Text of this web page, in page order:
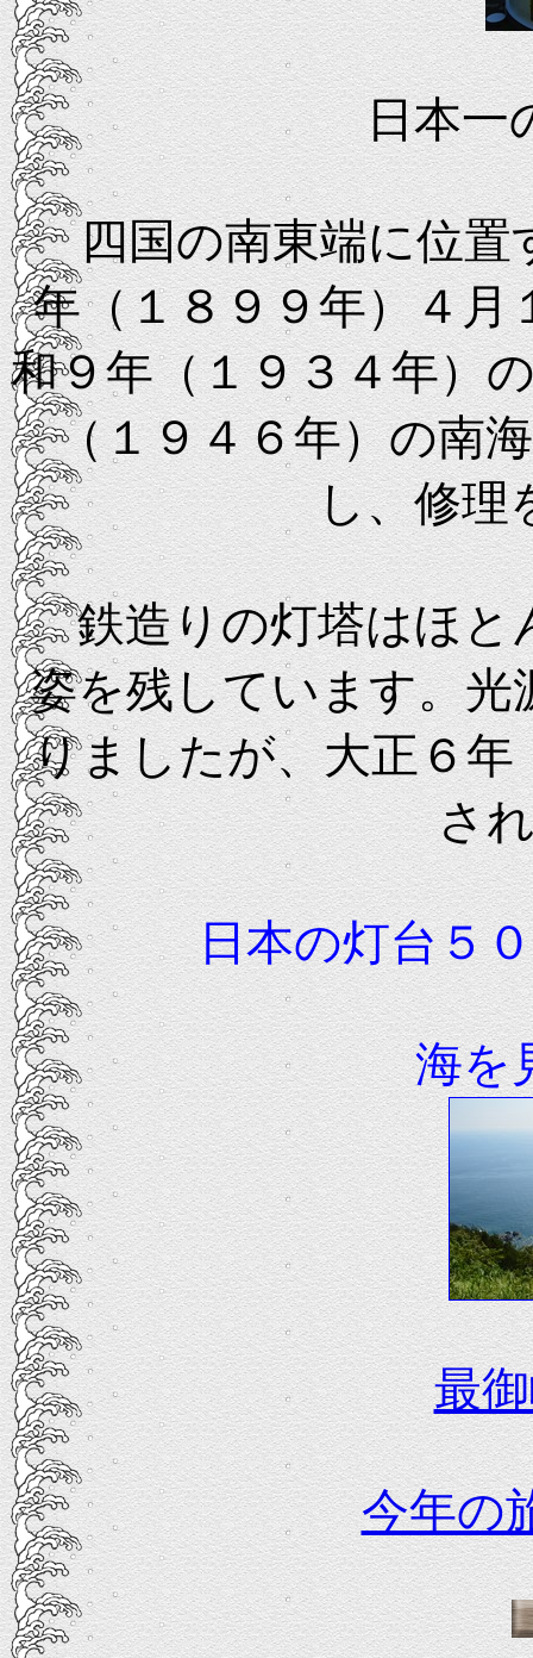
日本一
四国の南東端に位置
年（１８９９年）４月
和９年（１９３４年）
（１９４６年）の南
し、修理
鉄造りの灯塔はほと
姿を残しています。光
りましたが、大正６年
さ
日本の灯台５
海を
最
今年の